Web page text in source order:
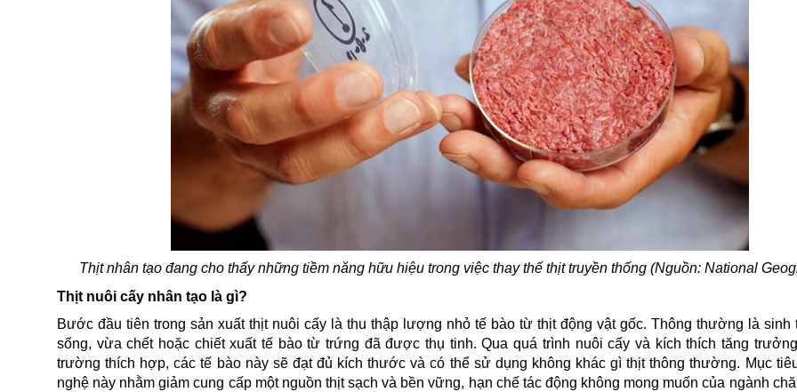
Thịt nhân tạo đang cho thấy những tiềm năng hữu hiệu trong việc thay thế thịt truyền thống (Nguồn: National
Thịt nuôi cấy nhân tạo là gì?
Bước đầu tiên trong sản xuất thịt nuôi cấy là thu thập lượng nhỏ tế bàotừ thịt động vật gốc. Thông thường là sinh
sống, vừa chết hoặc chiết xuất tế bào từ trứng đã được thụ tinh. Qua quá trình nuôi cấy và kích thích tăng
trường thích hợp, các tế bào này sẽ đạt đủ kích thước và có thể sử dụng không khác gì thịt thông thường. Mục
nghệ này nhằm giảm cung cấp một nguồn thịt sạch và bền vững, hạn chế tác động không mong muốn của ngành